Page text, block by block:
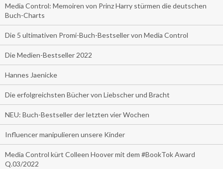
Media Control: Memoiren von Prinz Harry stürmen die deutschen
Buch-Charts
Die 5 ultimativen Promi-Buch-Bestseller von Media Control
Die Medien-Bestseller 2022
Hannes Jaenicke
Die erfolgreichsten Bücher von Liebscher und Bracht
NEU: Buch-Bestseller der letzten vier Wochen
Influencer manipulieren unsere Kinder
Media Control kürt Colleen Hoover mit dem #BookTok Award
Q.03/2022